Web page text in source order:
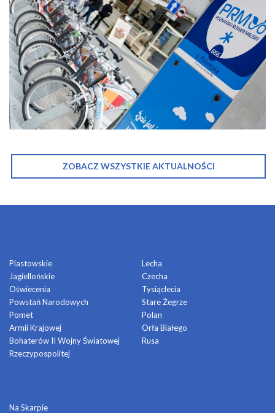
ZOBACZ WSZYSTKIE AKTUALNOŚCI
Piastowskie
Jagiellońskie
Oświecenia
Powstań Narodowych
Pomet
Armii Krajowej
Bohaterów II Wojny Światowej
Rzeczypospolitej
Lecha
Czecha
Tysiąclecia
Stare Żegrze
Polan
Orła Białego
Rusa
Na Skarpie